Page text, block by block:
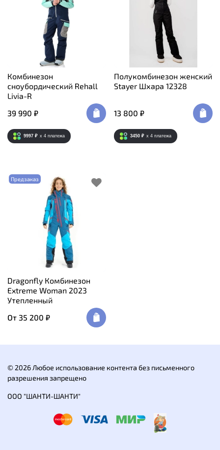
Комбинезон
сноубордический Rehall
Livia-R
39 990 ₽
9997 ₽ x 4 платежа
Полукомбинезон женский
Stayer Шхара 12328
13 800 ₽
3450 ₽ x 4 платежа
Предзаказ
Dragonfly Комбинезон
Extreme Woman 2023
Утепленный
От 35 200 ₽
© 2026 Любое использование контента без письменного
разрешения запрещено
ООО "ШАНТИ-ШАНТИ"